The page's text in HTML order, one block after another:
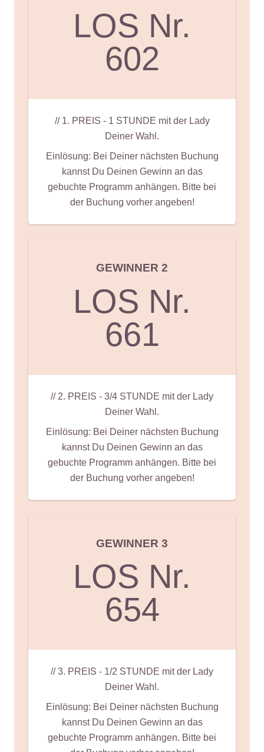
LOS Nr.
602
// 1. PREIS - 1 STUNDE mit der Lady
Deiner Wahl.
Einlösung: Bei Deiner nächsten Buchung
kannst Du Deinen Gewinn an das
gebuchte Programm anhängen. Bitte bei
der Buchung vorher angeben!
GEWINNER 2
LOS Nr.
661
// 2. PREIS - 3/4 STUNDE mit der Lady
Deiner Wahl.
Einlösung: Bei Deiner nächsten Buchung
kannst Du Deinen Gewinn an das
gebuchte Programm anhängen. Bitte bei
der Buchung vorher angeben!
GEWINNER 3
LOS Nr.
654
// 3. PREIS - 1/2 STUNDE mit der Lady
Deiner Wahl.
Einlösung: Bei Deiner nächsten Buchung
kannst Du Deinen Gewinn an das
gebuchte Programm anhängen. Bitte bei